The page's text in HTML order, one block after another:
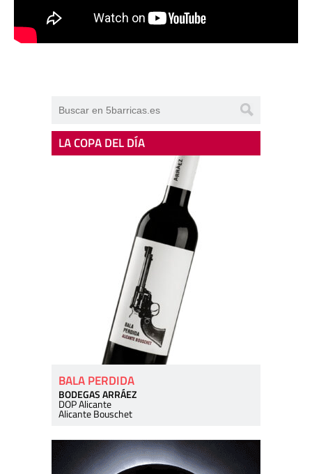
LA COPA DEL DÍA
BALA PERDIDA
BODEGAS ARRÁEZ
DOP Alicante
Alicante Bouschet